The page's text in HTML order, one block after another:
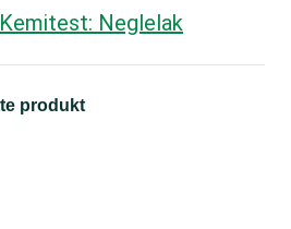
Kemitest: Neglelak
produkt